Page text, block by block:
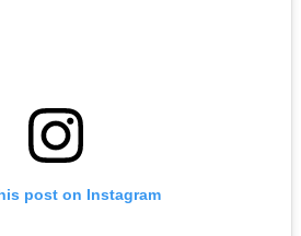
post on Instagram